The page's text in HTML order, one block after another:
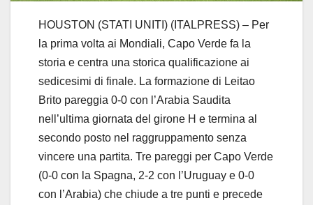
HOUSTON (STATI UNITI) (ITALPRESS) – Per
la prima volta ai Mondiali, Capo Verde fa la
storia e centra una storica qualificazione ai
sedicesimi di finale. La formazione di Leitao
Brito pareggia 0-0 con l’Arabia Saudita
nell’ultima giornata del girone H e termina al
secondo posto nel raggruppamento senza
vincere una partita. Tre pareggi per Capo Verde
(0-0 con la Spagna, 2-2 con l’Uruguay e 0-0
con l’Arabia) che chiude a tre punti e precede